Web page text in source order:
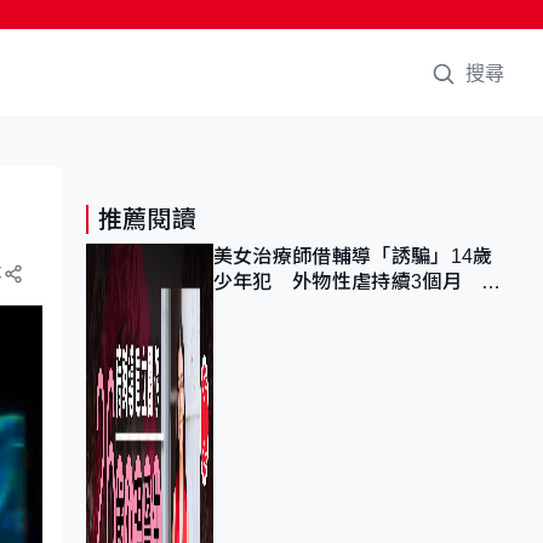
搜尋
推薦閱讀
美女治療師借輔導「誘騙」14歲
少年犯 外物性虐持續3個月 受